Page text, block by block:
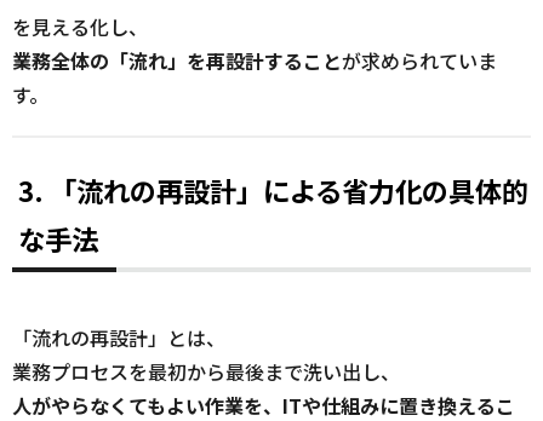
を見える化し、
業務全体の「流れ」を再設計することが求められていま
す。
3. 「流れの再設計」による省力化の具体的
な手法
「流れの再設計」とは、
業務プロセスを最初から最後まで洗い出し、
人がやらなくてもよい作業を、ITや仕組みに置き換えるこ